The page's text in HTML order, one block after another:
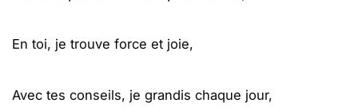
En toi, je trouve force et joie,
Avec tes conseils, je grandis chaque jour,